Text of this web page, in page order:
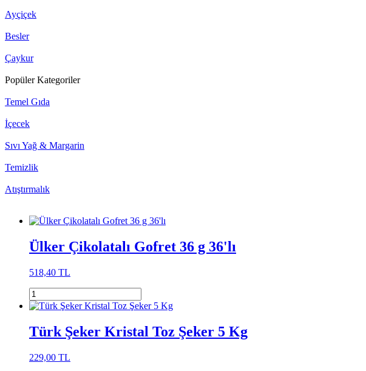
Ayçiçek
Besler
Çaykur
Popüler Kategoriler
Temel Gıda
İçecek
Sıvı Yağ & Margarin
Temizlik
Atıştırmalık
Ülker Çikolatalı Gofret 36 g 36'lı
518,40 TL
Türk Şeker Kristal Toz Şeker 5 Kg
229,00 TL